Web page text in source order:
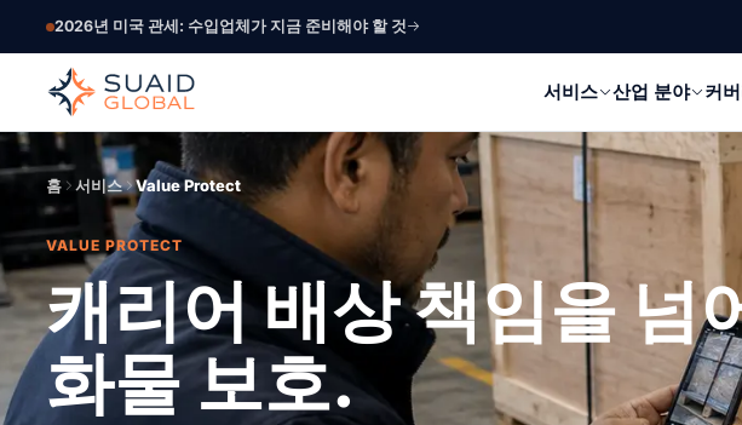
2026년 미국 관세: 수입업체가 지금 준비해야 할 것
서비스 산업 분야 커
홈 서비스 Value Protect
VALUE PROTECT
캐리어 배상 책임을 넘
화물 보호.